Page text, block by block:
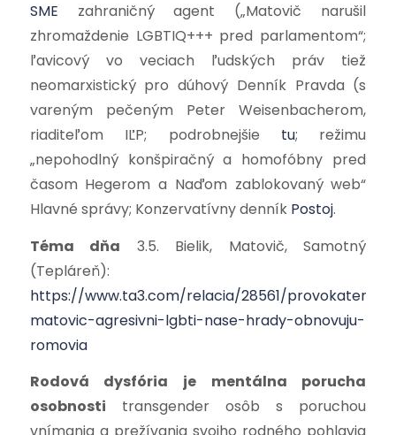
SME
zahraničný agent („Matovič narušil
zhromaždenie LGBTIQ+++ pred parlamentom“;
ľavicový vo veciach ľudských práv tiež
neomarxistický pro dúhový Denník Pravda (s
vareným pečeným Peter Weisenbacherom,
riaditeľom IĽP; podrobnejšie tu; režimu
„nepohodlný konšpiračný a homofóbny pred
časom Hegerom a Naďom zablokovaný web“
Hlavné správy; Konzervatívny denník Postoj.
Téma dňa 3.5. Bielik, Matovič, Samotný
(Tepláreň):
https://www.ta3.com/relacia/28561/provokater-
matovic-agresivni-lgbti-nase-hrady-obnovuju-
romovia
Rodová dysfória je mentálna porucha
osobnosti transgender osôb s poruchou